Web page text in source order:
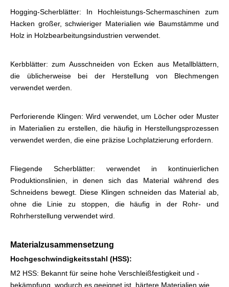
Hogging-Scherblätter: In Hochleistungs-Schermaschinen zum
Hacken großer, schwieriger Materialien wie Baumstämme und
Holz in Holzbearbeitungsindustrien verwendet.
Kerbblätter: zum Ausschneiden von Ecken aus Metallblättern,
die üblicherweise bei der Herstellung von Blechmengen
verwendet werden.
Perforierende Klingen: Wird verwendet, um Löcher oder Muster
in Materialien zu erstellen, die häufig in Herstellungsprozessen
verwendet werden, die eine präzise Lochplatzierung erfordern.
Fliegende Scherblätter: verwendet in kontinuierlichen
Produktionslinien, in denen sich das Material während des
Schneidens bewegt. Diese Klingen schneiden das Material ab,
ohne die Linie zu stoppen, die häufig in der Rohr- und
Rohrherstellung verwendet wird.
Materialzusammensetzung
Hochgeschwindigkeitsstahl (HSS):
M2 HSS: Bekannt für seine hohe Verschleißfestigkeit und -
bekämpfung, wodurch es geeignet ist, härtere Materialien wie